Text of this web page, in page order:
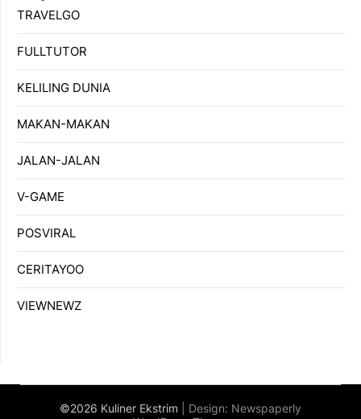
TRAVELGO
FULLTUTOR
KELILING DUNIA
MAKAN-MAKAN
JALAN-JALAN
V-GAME
POSVIRAL
CERITAYOO
VIEWNEWZ
©2026 Kuliner Ekstrim | Design: Newspaperly